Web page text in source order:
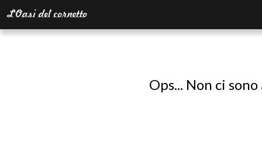
Ops... Non ci